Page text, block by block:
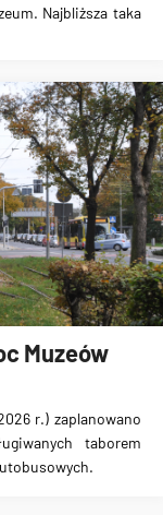
Najbliższa taka
Muzeów
r.) zaplanowano
taborem